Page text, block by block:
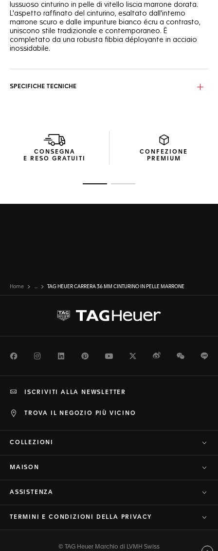
lussuoso cinturino in pelle di vitello liscia marrone dorata.
L'aspetto raffinato del cinturino, esaltato dall'interno
marrone scuro e dalle impunture bianco écru a contrasto,
uniscono stile tradizionale e contemporaneo. È
completato da una robusta fibbia déployante in acciaio
inossidabile.
SPECIFICHE TECNICHE
CONSEGNA
E RESO GRATUITI
CONFEZIONE
PREMIUM
Home ... TAG HEUER CARRERA 36 MM CINTURINO IN PELLE MARRONE
FacebookInstagramLinkedInPinterestYoutubeTwitterWeiboWeChat
TROVA IL NEGOZIO PIÙ VICINO
ISCRIVITI ALLA NEWSLETTER
COLLEZIONI
MAISON
ASSISTENZA
TERMINI E CONDIZIONI DELLA PRIVACY
© TAG Heuer Marchio di LVMH Swiss